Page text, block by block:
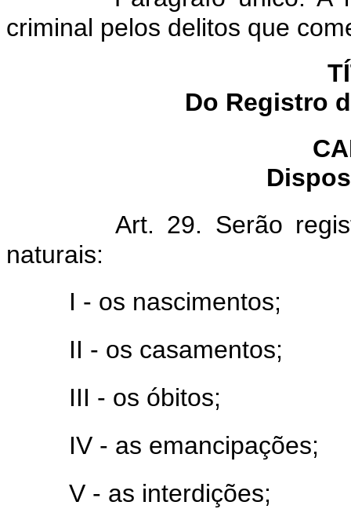
criminal pelos delitos que
Do Registro
Art. 29. Serão
naturais:
I - os nascimentos;
II - os casamentos;
III - os óbitos;
IV - as emancipações;
V - as interdições;